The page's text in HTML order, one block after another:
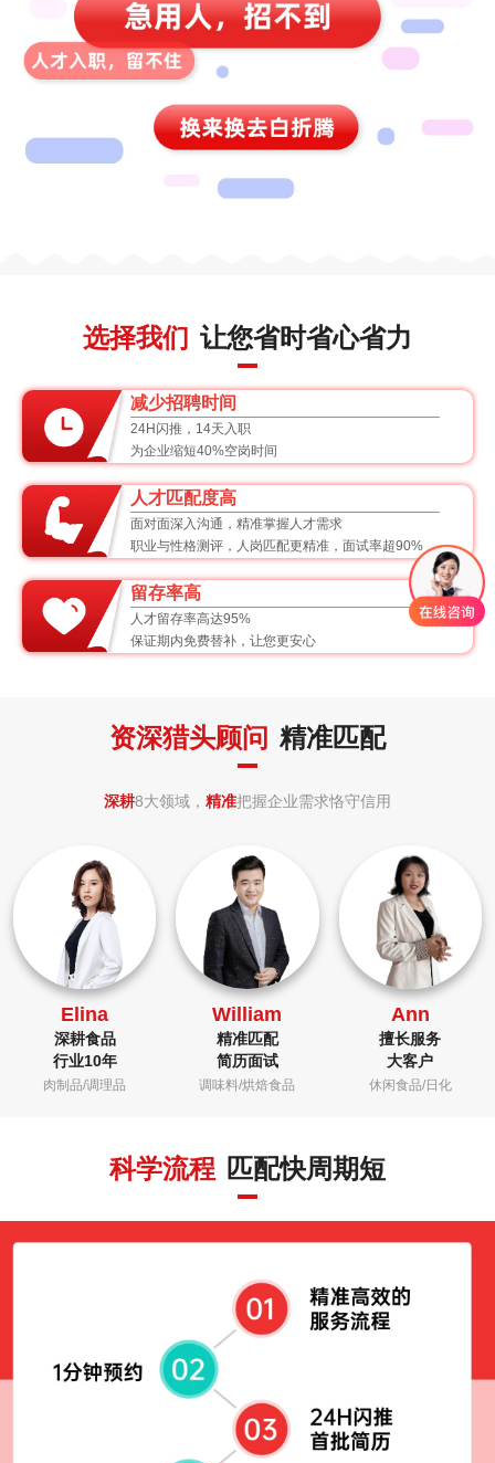
选择我们 让您省时省心省力
减少招聘时间
24H闪推，14天入职
为企业缩短40%空岗时间
人才匹配度高
面对面深入沟通，精准掌握人才需求
职业与性格测评，人岗匹配更精准，面试率超90%
留存率高
人才留存率高达95%
保证期内免费替补，让您更安心
资深猎头顾问 精准匹配
深耕8大领域， 精准把握企业需求恪守信用
Elina
深耕食品
行业10年
肉制品/调理品
William
精准匹配
简历面试
调味料/烘焙食品
Ann
擅长服务
大客户
休闲食品/日化
科学流程 匹配快周期短